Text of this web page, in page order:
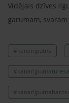
Vidējais dzīves
garumam,
#kanarijputns